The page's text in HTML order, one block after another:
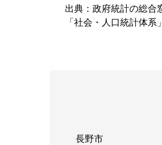
出典：政府統計の総合
「社会・人口統計体
長野市